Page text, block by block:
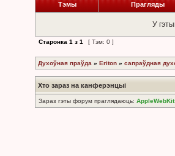
Тэмы Прагляды
У
Старонка 1 з 1 [ Тэм: 0 ]
Духоўная праўда » Eriton » сапраўдная
Хто зараз на канферэнцыі
Зараз гэты форум праглядаюць: AppleWebKit